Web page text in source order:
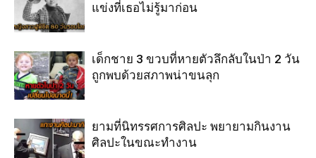
แข่งที่เธอไม่รู้มาก่อน
เด็กชาย 3 ขวบที่หายตัวลึกลับในป่า 2 วัน
ถูกพบด้วยสภาพน่าขนลุก
ยามที่นิทรรศการศิลปะ พยายามกินงาน
ศิลปะในขณะทำงาน